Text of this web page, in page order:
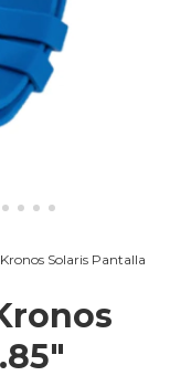
Solaris Pantalla